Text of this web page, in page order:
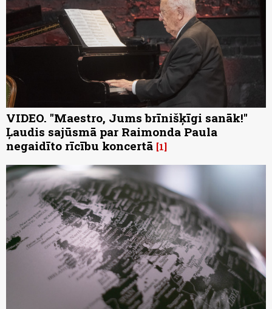
VIDEO. "Maestro, Jums brīnišķīgi sanāk!"
Ļaudis sajūsmā par Raimonda Paula
negaidīto rīcību koncertā 1